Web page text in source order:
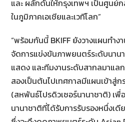
และ ผลักดันให้กรุงเทพฯ เป็นศูน
ในภูมิภาคเอเชียและเวทีโลก”
“พร้อมกันนี้ BKIFF ยังวางแผนทำง
จัดการแข่งขันภาพยนตร์ระดับนา
แสดง และทีมงานระดับสากลมาแ
สองเป็นต้นไปเทศกาลมีแผนเข้าสู่ก
(สหพันธ์โปรดิวเซอร์นานาชาติ) เ
นานาชาติที่ได้รับการรับรองหนึ่งเดี